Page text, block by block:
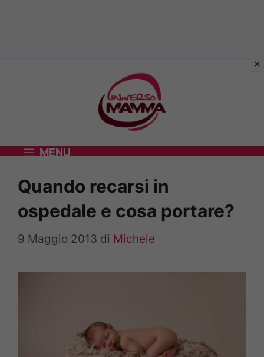
MENU
Quando recarsi in
ospedale e cosa portare?
9 Maggio 2013 di Michele